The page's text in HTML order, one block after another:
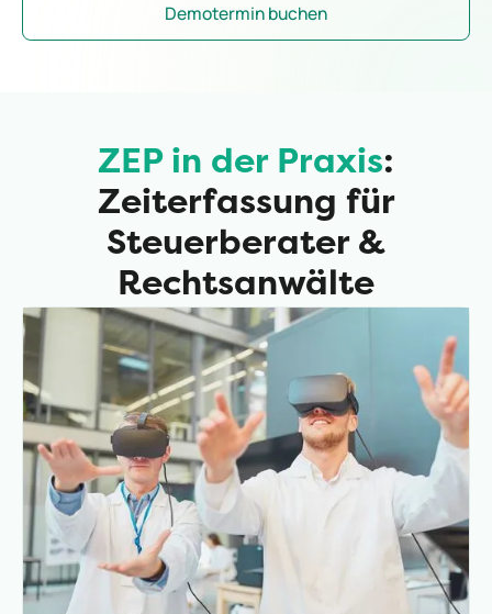
Demotermin buchen
ZEP in der Praxis:
Zeiterfassung für
Steuerberater &
Rechtsanwälte